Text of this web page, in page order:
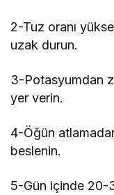
2-Tuz oranı
uzak durun.
3-Potasyumdan
yer verin.
4-Öğün
beslenin.
5-Gün içinde 20-